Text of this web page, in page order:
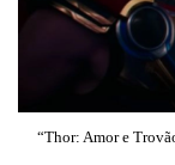
“Thor: Amor e